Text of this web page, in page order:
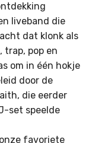
liveband die
dat klonk als
trap, pop en
om in één hokje
door de
die eerder
set speelde
favoriete